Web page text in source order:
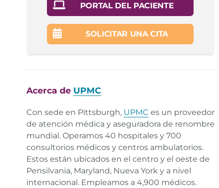
American Lung Association. Pneumonia Symptoms
and Diagnosis.Enlace
PORTAL DEL PACIENTE
SOLICITAR UNA CITA
Acerca de UPMC
Con sede en Pittsburgh, UPMC es un proveedor
de atención médica y aseguradora de renombre
mundial. Operamos 40 hospitales y 700
consultorios médicos y centros ambulatorios.
Estos están ubicados en el centro y el oeste de
Pensilvania, Maryland, Nueva York y a nivel
internacional. Empleamos a 4,900 médicos.